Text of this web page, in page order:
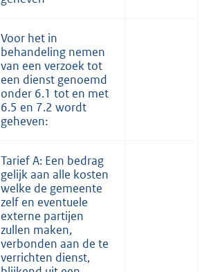
Voor het in
behandeling nemen
van een verzoek tot
een dienst genoemd
onder 6.1 tot en met
6.5 en 7.2 wordt
geheven:
Tarief A: Een bedrag
gelijk aan alle kosten
welke de gemeente
zelf en eventuele
externe partijen
zullen maken,
verbonden aan de te
verrichten dienst,